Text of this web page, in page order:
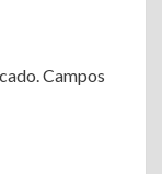
Campos